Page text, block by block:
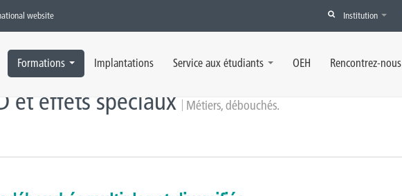
website Institution
Formations Implantations Service aux étudiants OEH Rencontrez-nous
spéciaux » Métiers, débouchés
et effets spéciaux Métiers, débouchés.